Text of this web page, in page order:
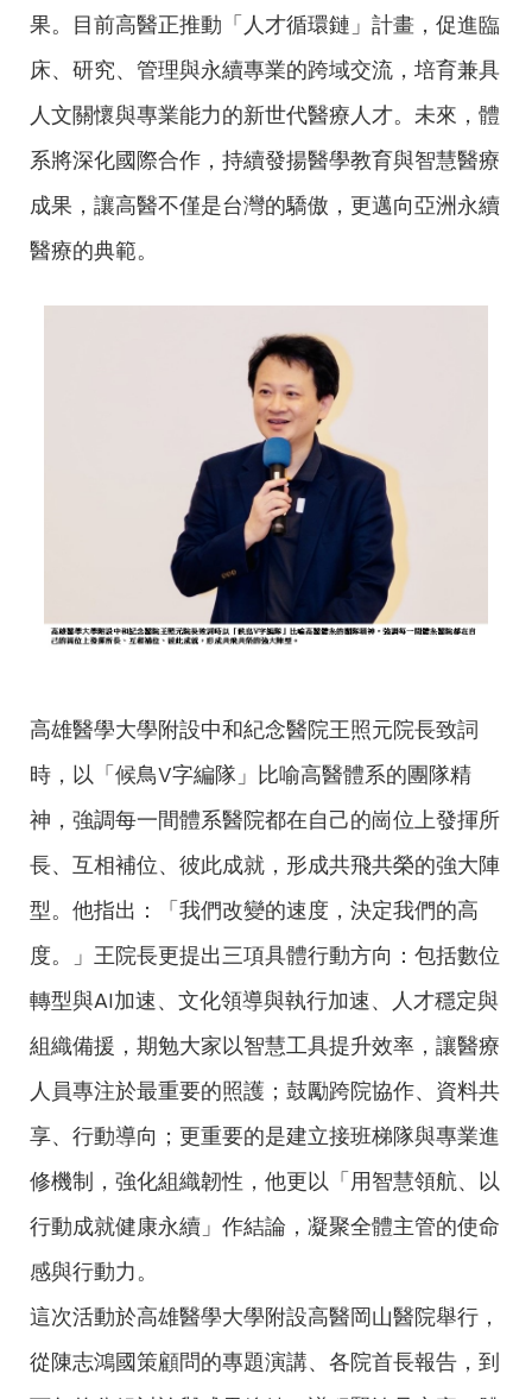
果。目前高醫正推動「人才循環鏈」計畫，促進臨
床、研究、管理與永續專業的跨域交流，培育兼具
人文關懷與專業能力的新世代醫療人才。未來，體
系將深化國際合作，持續發揚醫學教育與智慧醫療
成果，讓高醫不僅是台灣的驕傲，更邁向亞洲永續
醫療的典範。
高雄醫學大學附設中和紀念醫院王照元院長致詞
時，以「候鳥V字編隊」比喻高醫體系的團隊精
神，強調每一間體系醫院都在自己的崗位上發揮所
長、互相補位、彼此成就，形成共飛共榮的強大陣
型。他指出：「我們改變的速度，決定我們的高
度。」王院長更提出三項具體行動方向：包括數位
轉型與AI加速、文化領導與執行加速、人才穩定與
組織備援，期勉大家以智慧工具提升效率，讓醫療
人員專注於最重要的照護；鼓勵跨院協作、資料共
享、行動導向；更重要的是建立接班梯隊與專業進
修機制，強化組織韌性，他更以「用智慧領航、以
行動成就健康永續」作結論，凝聚全體主管的使命
感與行動力。
這次活動於高雄醫學大學附設高醫岡山醫院舉行，
從陳志鴻國策顧問的專題演講、各院首長報告，到